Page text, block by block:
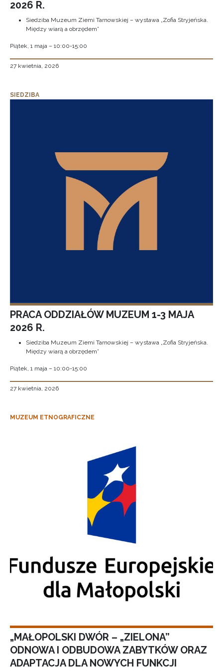
2026 R.
Siedziba Muzeum Ziemi Tarnowskiej – wystawa „Zofia Stryjeńska.
Między wiarą a obrzędem”
Piątek, 1 maja – 10:00-15:00
27 kwietnia, 2026
SIEDZIBA
PRACA ODDZIAŁÓW MUZEUM 1-3 MAJA
2026 R.
Siedziba Muzeum Ziemi Tarnowskiej – wystawa „Zofia Stryjeńska.
Między wiarą a obrzędem”
Piątek, 1 maja – 10:00-15:00
27 kwietnia, 2026
MUZEUM ETNOGRAFICZNE
„MAŁOPOLSKI DWÓR – „ZIELONA”
ODNOWA I ODBUDOWA ZABYTKÓW ORAZ
ADAPTACJA DLA NOWYCH FUNKCJI